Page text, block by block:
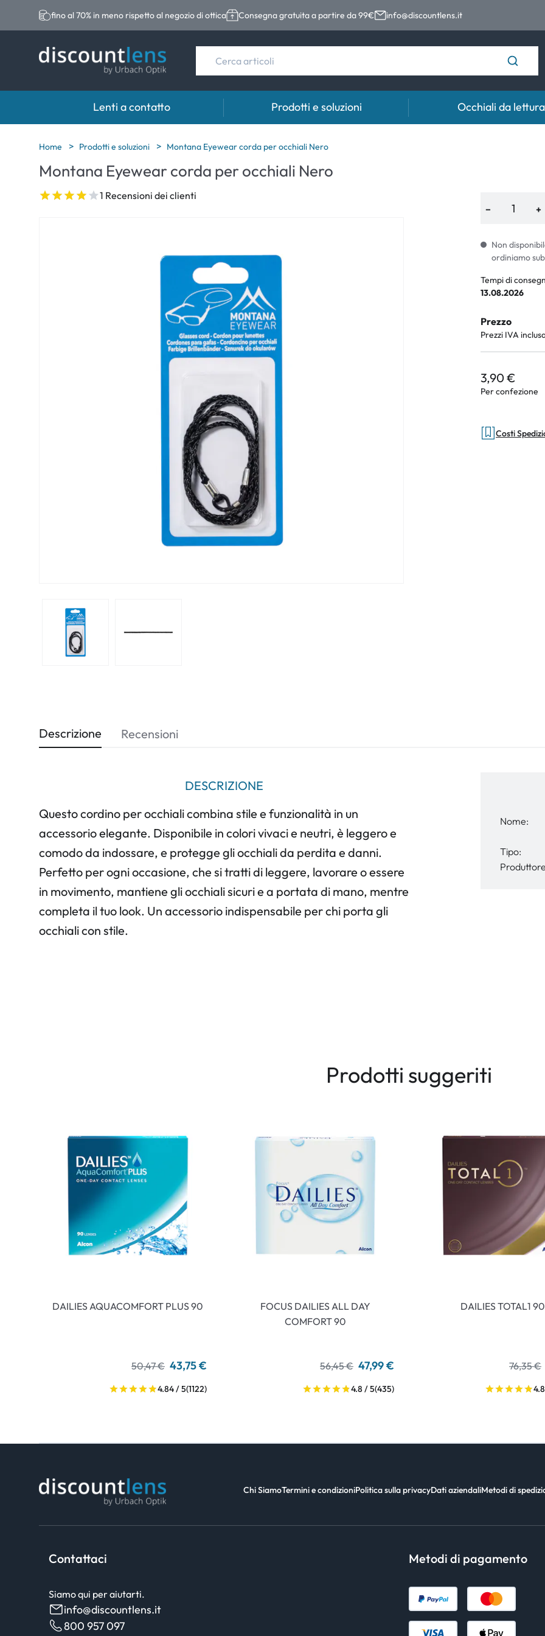
fino al 70% in meno rispetto al negozio di ottica Consegna gratuita a partire da 99€ info@discountlens.it
Lenti a contatto
Marche
Acuvue
Biotrue
Categoria
Lenti sferiche
Lenti toriche
Prodotti e soluzioni
Marche
Eversee
ReNu
Futuro
Ever Clean Plus
Altre marche
Occhiali da lettura
Home Prodotti e soluzioni Montana Eyewear corda per occhiali Nero
Montana Eyewear corda per occhiali Nero
1 Recensioni dei clienti
−
+
Non
ordiniamo
Tempi di
13.08.2026
Prezzo
Prezzi IVA
3,90 €
Per confezione
Costi
Descrizione
DESCRIZIONE
Questo cordino per occhiali combina stile e funzionalità in un
accessorio elegante. Disponibile in colori vivaci e neutri, è leggero e
comodo da indossare, e protegge gli occhiali da perdita e danni.
Perfetto per ogni occasione, che si tratti di leggere, lavorare o essere
in movimento, mantiene gli occhiali sicuri e a portata di mano, mentre
completa il tuo look. Un accessorio indispensabile per chi porta gli
occhiali con stile.
Nome:
Tipo:
Recensioni
Prodotti suggeriti
DAILIES AQUACOMFORT PLUS 90
50,47 € 43,75 €
4.84 / 5(1122)
FOCUS DAILIES ALL DAY
COMFORT 90
56,45 € 47,99 €
4.8 / 5(435)
DAILIES TOTAL1 90
76,35 €
Chi SiamoTermini e condizioniPolitica sulla privacyDati aziendaliMetodi di
Contattaci
Siamo qui per aiutarti.
info@discountlens.it
800 957 097
Metodi di pagamento